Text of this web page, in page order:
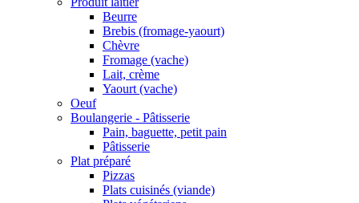
Beurre
Brebis (fromage-yaourt)
Chèvre
Fromage (vache)
Lait, crème
Yaourt (vache)
Oeuf
Boulangerie - Pâtisserie
Pain, baguette, petit pain
Pâtisserie
Plat préparé
Pizzas
Plats cuisinés (viande)